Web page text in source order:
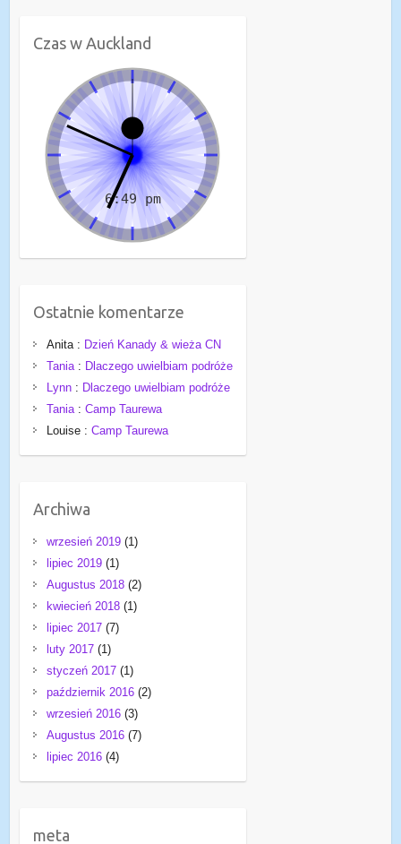
Czas w Auckland
Ostatnie komentarze
Anita: Dzień Kanady & wieża CN
Tania: Dlaczego uwielbiam podróże
Lynn: Dlaczego uwielbiam podróże
Tania: Camp Taurewa
Louise: Camp Taurewa
Archiwa
wrzesień 2019(1)
lipiec 2019(1)
Augustus 2018(2)
kwiecień 2018(1)
lipiec 2017(7)
luty 2017(1)
styczeń 2017(1)
październik 2016(2)
wrzesień 2016(3)
Augustus 2016(7)
lipiec 2016(4)
meta